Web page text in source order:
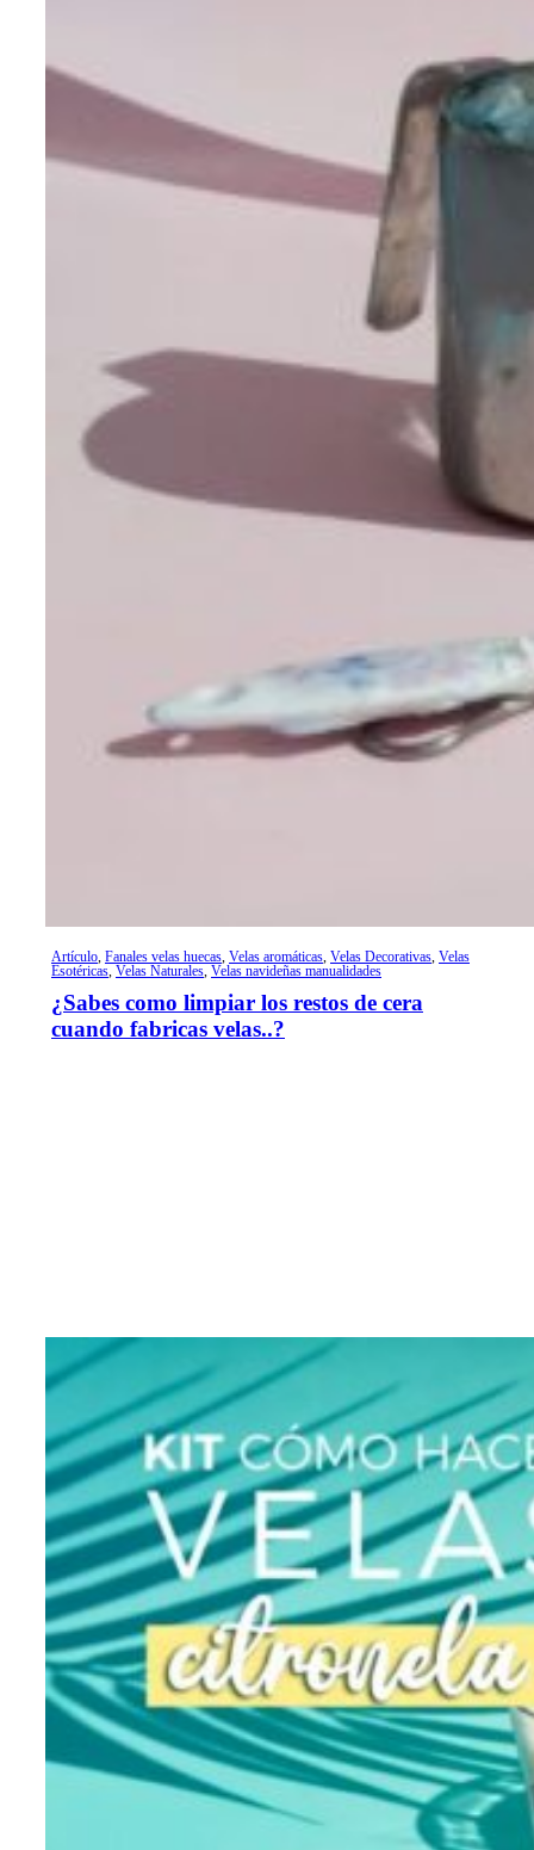
Artículo Fanales velas huecas Velas aromáticas Velas Decorativas Velas
Esotéricas Velas Naturales Velas navideñas manualidades
¿Sabes como limpiar los restos de cera
cuando fabricas velas..?